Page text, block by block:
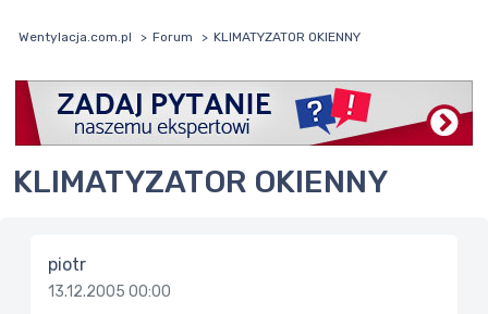
Wentylacja.com.pl Forum KLIMATYZATOR OKIENNY
KLIMATYZATOR OKIENNY
piotr
13.12.2005 00:00